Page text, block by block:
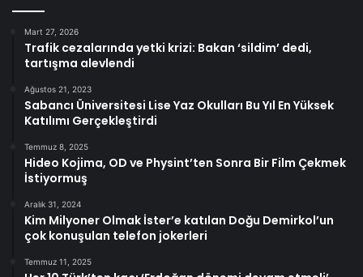
Mart 27, 2026
Trafik cezalarında yetki krizi: Bakan ‘sildim’ dedi,
tartışma alevlendi
Ağustos 21, 2023
Sabancı Üniversitesi Lise Yaz Okulları Bu Yıl En Yüksek
Katılımı Gerçekleştirdi
Temmuz 8, 2025
Hideo Kojima, OD ve Physint’ten Sonra Bir Film Çekmek
İstiyormuş
Aralık 31, 2024
Kim Milyoner Olmak İster’e katılan Doğu Demirkol’un
çok konuşulan telefon jokerleri
Temmuz 11, 2025